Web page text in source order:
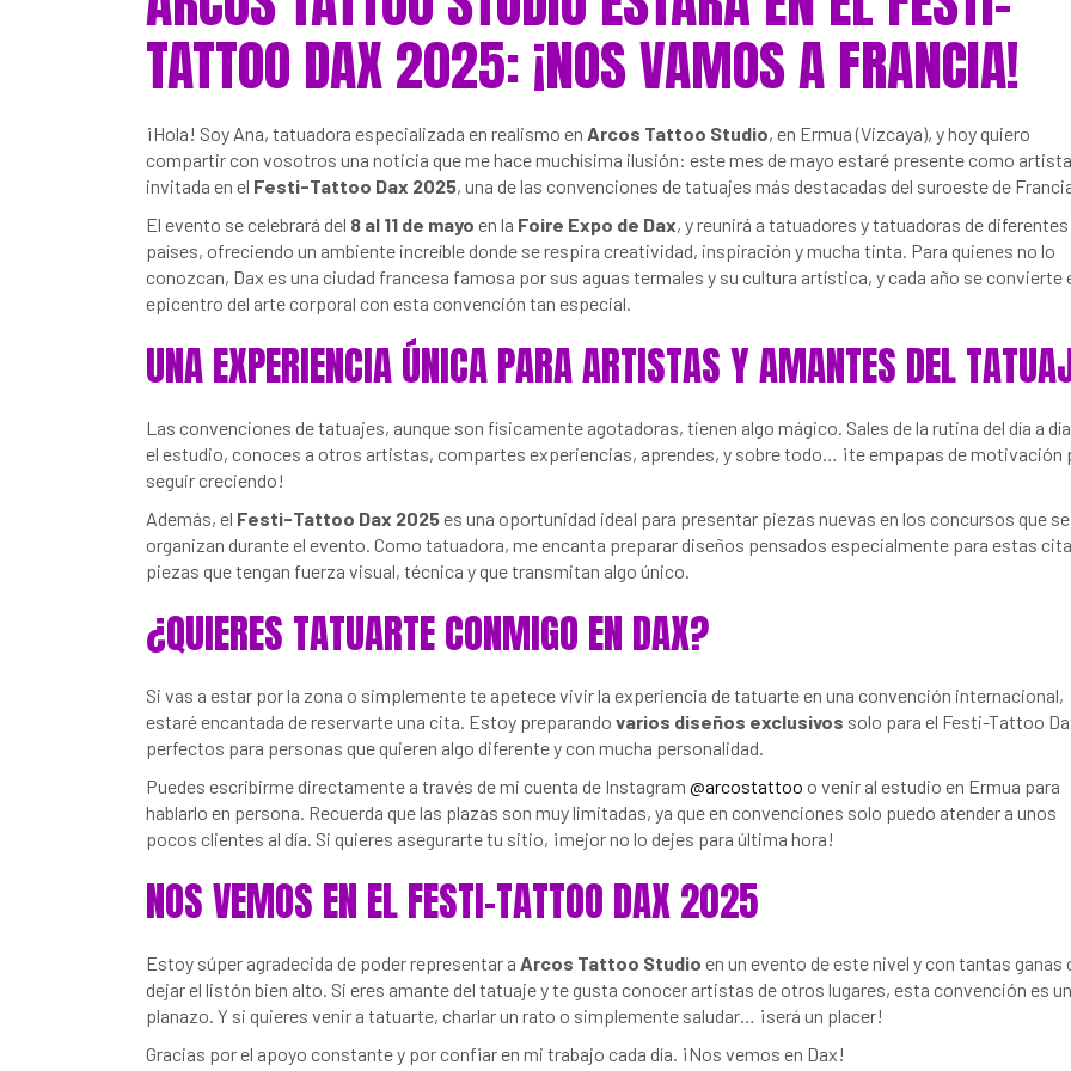
TATTOO DAX 2025: ¡NOS VAMOS A FRANCIA!
¡Hola! Soy Ana, tatuadora especializada en realismo en Arcos Tattoo Studio, en Ermua (Vizcaya), y hoy quiero
compartir con vosotros una noticia que me hace muchísima ilusión: este mes de mayo estaré presente como artista
invitada en el Festi-Tattoo Dax 2025, una de las convenciones de tatuajes más destacadas del suroeste de
El evento se celebrará del 8 al 11 de mayo en la Foire Expo de Dax, y reunirá a tatuadores y tatuadoras de diferentes
países, ofreciendo un ambiente increíble donde se respira creatividad, inspiración y mucha tinta. Para quienes no lo
conozcan, Dax es una ciudad francesa famosa por sus aguas termales y su cultura artística, y cada año se convierte
epicentro del arte corporal con esta convención tan especial.
UNA EXPERIENCIA ÚNICA PARA ARTISTAS Y AMANTES DEL
Las convenciones de tatuajes, aunque son físicamente agotadoras, tienen algo mágico. Sales de la rutina del día a
el estudio, conoces a otros artistas, compartes experiencias, aprendes, y sobre todo… ¡te empapas de motivación
seguir creciendo!
Además, el Festi-Tattoo Dax 2025es una oportunidad ideal para presentar piezas nuevas en los concursos que se
organizan durante el evento. Como tatuadora, me encanta preparar diseños pensados especialmente para estas
piezas que tengan fuerza visual, técnica y que transmitan algo único.
¿QUIERES TATUARTE CONMIGO EN DAX?
Si vas a estar por la zona o simplemente te apetece vivir la experiencia de tatuarte en una convención internacional,
estaré encantada de reservarte una cita. Estoy preparando varios diseños exclusivos solo para el Festi-Tattoo
perfectos para personas que quieren algo diferente y con mucha personalidad.
Puedes escribirme directamente a través de mi cuenta de Instagram @arcostattoo o venir al estudio en Ermua para
hablarlo en persona. Recuerda que las plazas son muy limitadas, ya que en convenciones solo puedo atender a unos
pocos clientes al día. Si quieres asegurarte tu sitio, ¡mejor no lo dejes para última hora!
NOS VEMOS EN EL FESTI-TATTOO DAX 2025
Estoy súper agradecida de poder representar a Arcos Tattoo Studio en un evento de este nivel y con tantas ganas
dejar el listón bien alto. Si eres amante del tatuaje y te gusta conocer artistas de otros lugares, esta convención es un
planazo. Y si quieres venir a tatuarte, charlar un rato o simplemente saludar… ¡será un placer!
Gracias por el apoyo constante y por confiar en mi trabajo cada día. ¡Nos vemos en Dax!